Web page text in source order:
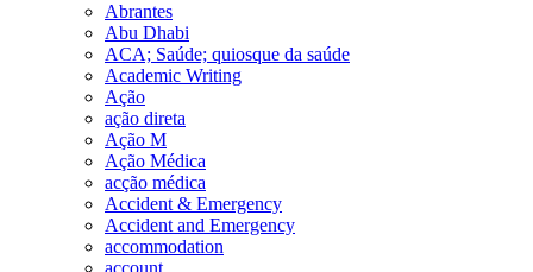
Abrantes
Abu Dhabi
ACA; Saúde; quiosque da saúde
Academic Writing
Ação
ação direta
Ação M
Ação Médica
acção médica
Accident & Emergency
Accident and Emergency
accommodation
account